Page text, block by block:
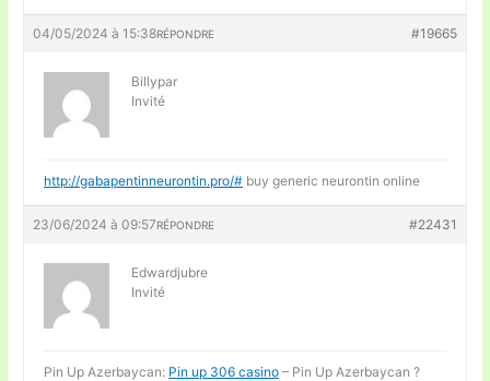
04/05/2024 à 15:38 #19665
RÉPONDRE
Billypar
Invité
http://gabapentinneurontin.pro/# buy generic neurontin online
23/06/2024 à 09:57 #22431
RÉPONDRE
Edwardjubre
Invité
Pin Up Azerbaycan: Pin up 306 casino – Pin Up Azerbaycan ?